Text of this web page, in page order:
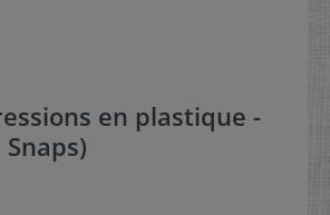
en plastique -